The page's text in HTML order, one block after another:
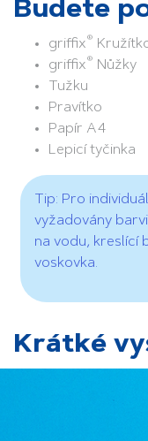
Budete
griffix®
griffix® Nůžky
Tužku
Pravítko
Papír A4
Lepicí tyčinka
Tip: Pro
vyžadovány
na vodu, kreslící
voskovka.
Krátké